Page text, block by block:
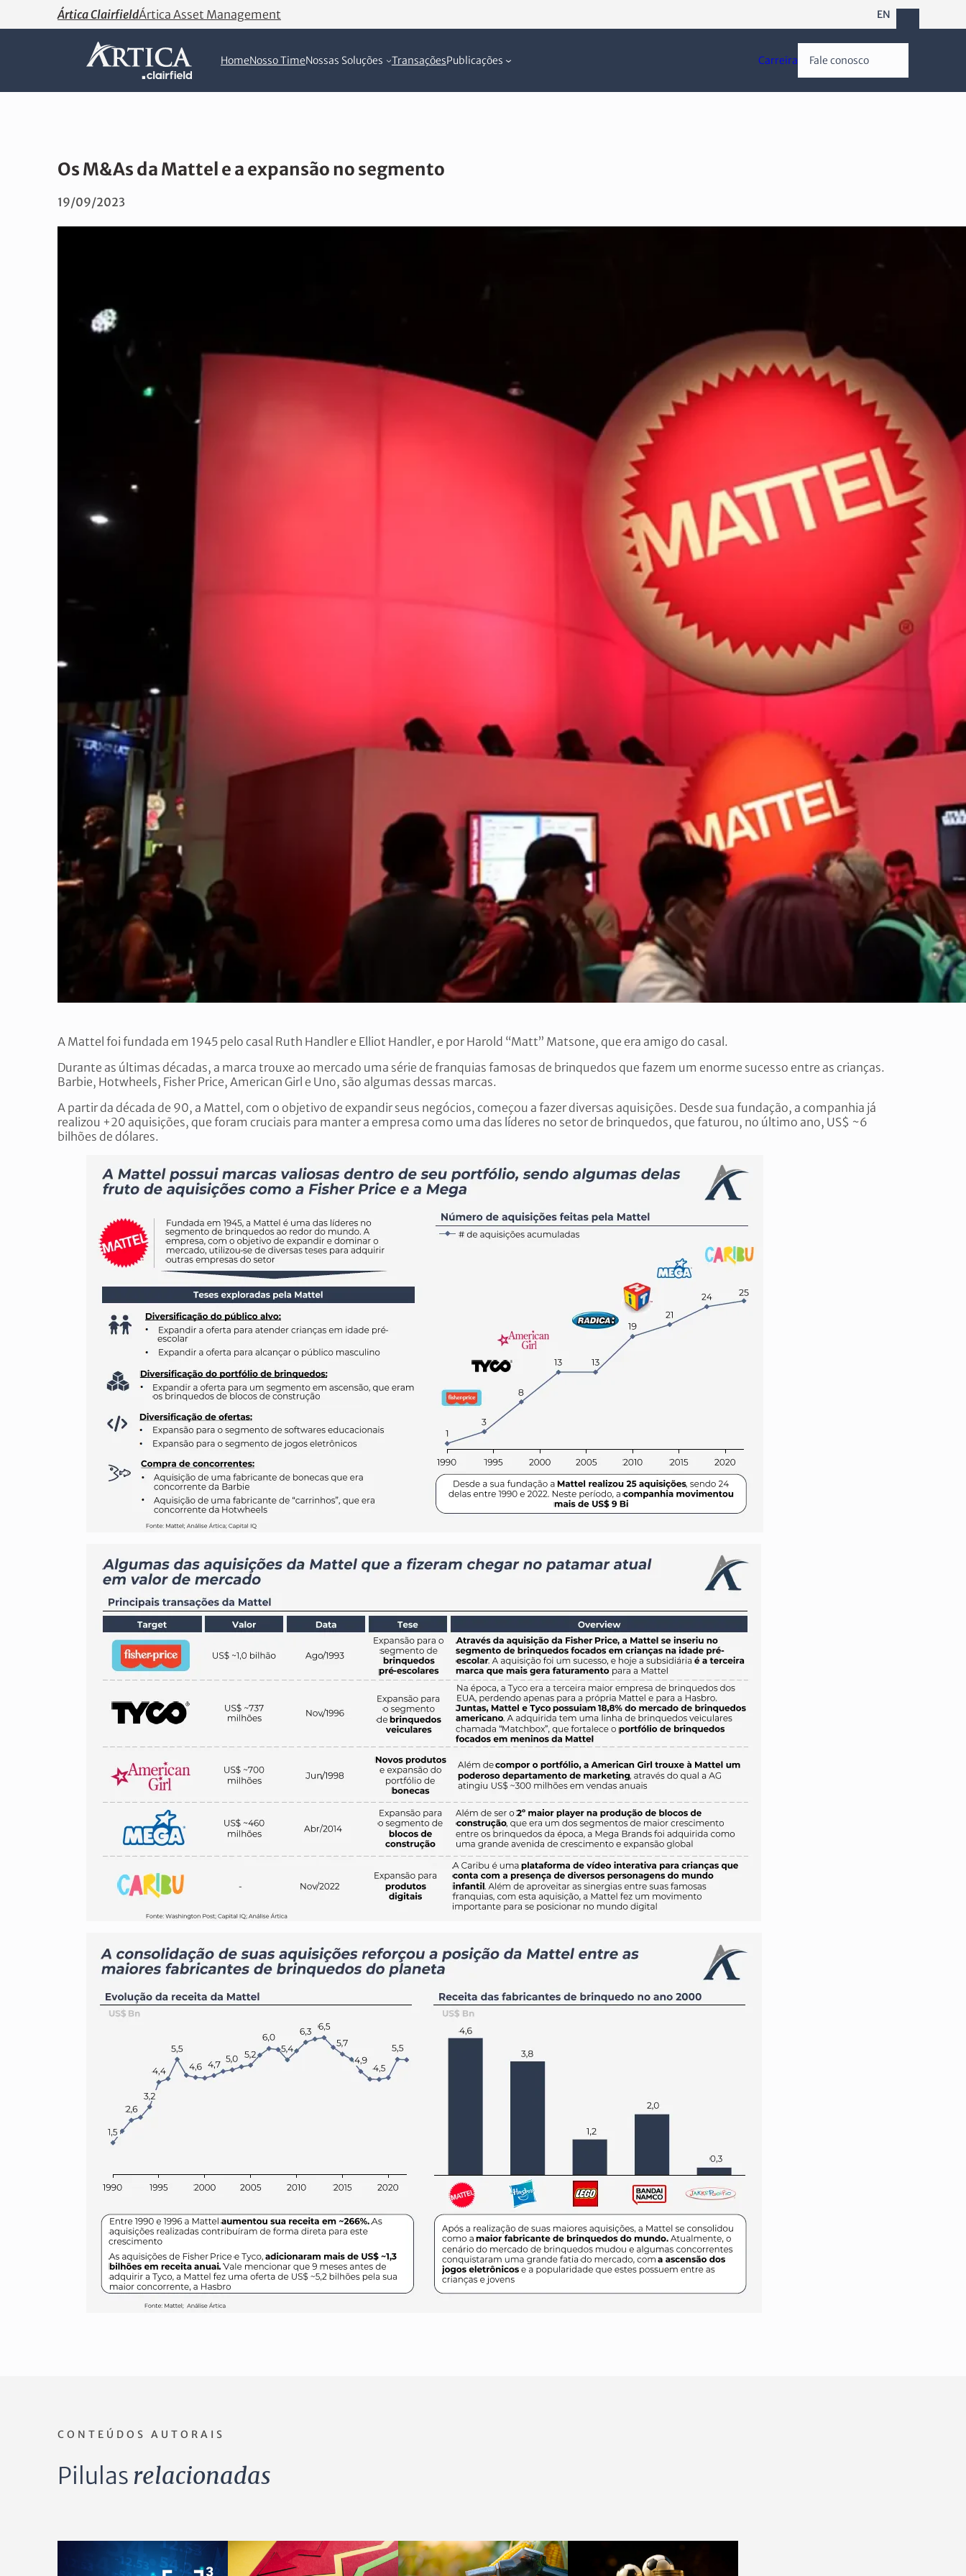
Ártica ClairfieldÁrtica Asset Management EN
HomeNosso TimeNossas Soluções TransaçõesPublicações Carreira Fale conosco
Os M&As da Mattel e a expansão no segmento
19/09/2023
A Mattel foi fundada em 1945 pelo casal Ruth Handler e Elliot Handler, e por Harold “Matt” Matsone, que era amigo do casal.
Durante as últimas décadas, a marca trouxe ao mercado uma série de franquias famosas de brinquedos que fazem um enorme sucesso entre as crianças.
Barbie, Hotwheels, Fisher Price, American Girl e Uno, são algumas dessas marcas.
A partir da década de 90, a Mattel, com o objetivo de expandir seus negócios, começou a fazer diversas aquisições. Desde sua fundação, a companhia já
realizou +20 aquisições, que foram cruciais para manter a empresa como uma das líderes no setor de brinquedos, que faturou, no último ano, US$ ~6
bilhões de dólares.
CONTEÚDOS AUTORAIS
Pilulas relacionadas